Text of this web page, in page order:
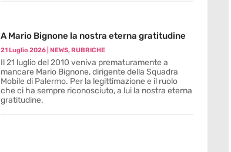
A Mario Bignone la nostra eterna gratitudine
21 Luglio 2026| NEWS,RUBRICHE
Il 21 luglio del 2010 veniva prematuramente a
mancare Mario Bignone, dirigente della Squadra
Mobile di Palermo. Per la legittimazione e il ruolo
che ci ha sempre riconosciuto, a lui la nostra eterna
gratitudine.